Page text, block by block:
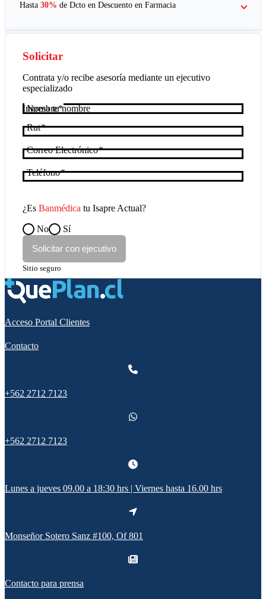
Hasta 30% de Dcto en Descuento en Farmacia
Solicitar
Contrata y/o recibe asesoría mediante un ejecutivo
especializado
Nombre
Rut
Correo Electrónico
Teléfono
¿Es Banmédica tu Isapre Actual?
No
Sí
Solicitar con ejecutivo
Sitio seguro
Acceso Portal Clientes
Contacto
+562 2712 7123
+562 2712 7123
Lunes a jueves 09.00 a 18:30 hrs | Viernes hasta 16.00 hrs
Monseñor Sotero Sanz #100, Of 801
Contacto para prensa